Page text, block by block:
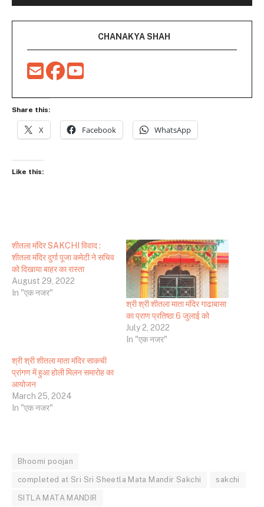
CHANAKYA SHAH
Share this:
X Facebook WhatsApp
Like this:
शीतला मंदिर SAKCHI विवाद :
शीतला मंदिर दुर्गा पूजा कमेटी ने सचिव
को दिखाया बाहर का रास्ता
August 29, 2022
In "एक नजर"
श्री श्री शीतला माता मंदिर गाढाबासा
का प्राण प्रतिष्ठा 6 जुलाई को
July 2, 2022
In "एक नजर"
श्री श्री शीतला माता मंदिर साकची
प्रांगण में हुआ होली मिलन समारोह का
आयोजन
March 25, 2024
In "एक नजर"
Bhoomi poojan
completed at Sri Sri Sheetla Mata Mandir Sakchi sakchi
SITLA MATA MANDIR